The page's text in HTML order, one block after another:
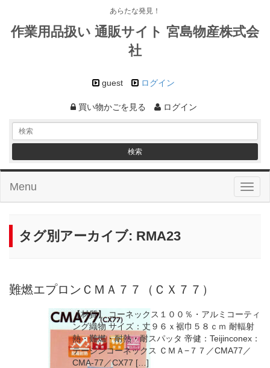
あらたな発見！
作業用品扱い 通販サイト 宮島物産株式会
社
guest ログイン
買い物かごを見る ログイン
Menu
タグ別アーカイブ: RMA23
難燃エプロンＣＭＡ７７（ＣＸ７７）
【材質】 コーネックス１００％・アルミコーティ
ング織物 サイズ：丈９６ｘ裾巾５８ｃｍ 耐輻射
熱・難燃・耐熱・耐スパッタ 帝健：Teijinconex：
テージンコーネックス ＣＭＡ−７７／CMA77／
CMA-77／CX77 […]